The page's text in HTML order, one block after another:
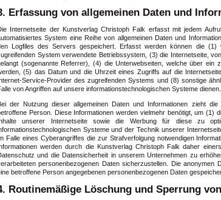
Erfassung von allgemeinen Daten und
Internetseite der Kunstverlag Christoph Falk erfasst mit jedem
System eine Reihe von allgemeinen Daten und
Logfiles des Servers gespeichert. Erfasst werden können die
System verwendete Betriebssystem, (3) die Internetseite,
(sogenannte Referrer), (4) die Unterwebseiten, welche über ein
(5) das Datum und die Uhrzeit eines Zugriffs auf die
Service-Provider des zugreifenden Systems und (8) sonstige
von Angriffen auf unsere informationstechnologischen Systeme dienen.
der Nutzung dieser allgemeinen Daten und Informationen zieht
Person. Diese Informationen werden vielmehr benötigt, um (1)
unserer Internetseite sowie die Werbung für diese zu
Systeme und der Technik unserer
Falle eines Cyberangriffes die zur Strafverfolgung notwendigen
werden durch die Kunstverlag Christoph Falk daher
und die Datensicherheit in unserem Unternehmen zu
personenbezogenen Daten sicherzustellen. Die
betroffene Person angegebenen personenbezogenen Daten
Routinemäßige Löschung und Sperrung